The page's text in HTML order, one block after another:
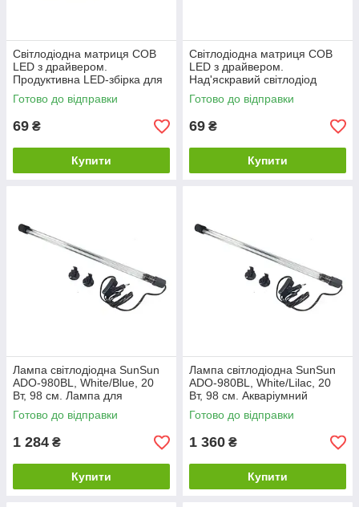
Світлодіодна матриця COB
LED з драйвером.
Продуктивна LED-збірка для
акваріума
Готово до відправки
69 ₴
Купити
Світлодіодна матриця COB
LED з драйвером.
Над'яскравий світлодіод
холодного білого світіння
Готово до відправки
69 ₴
Купити
Лампа світлодіодна SunSun
ADO-980BL, White/Blue, 20
Вт, 98 см. Лампа для
освітлення акваріума.
Готово до відправки
1 284 ₴
Купити
Лампа світлодіодна SunSun
ADO-980BL, White/Lilac, 20
Вт, 98 см. Акваріумний
занурювальний світильник
Готово до відправки
1 360 ₴
Купити